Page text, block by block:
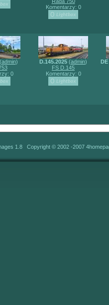
Komentarzy: 0
admin)
0
D.145.2025 (admin)
FS D.145
Komentarzy: 0
DE
1.8 Copyright © 2002 -2007